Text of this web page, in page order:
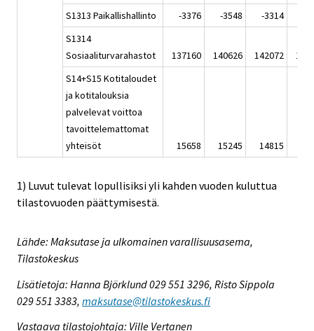
S1313 Paikallishallinto
-3376 -3548 -3314
S1314
Sosiaaliturvarahastot
137160 140626 142072
S14+S15 Kotitaloudet
ja kotitalouksia
palvelevat voittoa
tavoittelemattomat
yhteisöt
15658 15245 14815
1) Luvut tulevat lopullisiksi yli kahden vuoden kuluttua
tilastovuoden päättymisestä.
Lähde: Maksutase ja ulkomainen varallisuusasema,
Tilastokeskus
Lisätietoja: Hanna Björklund 029 551 3296, Risto Sippola
029 551 3383, maksutase@tilastokeskus.fi
Vastaava tilastojohtaja: Ville Vertanen